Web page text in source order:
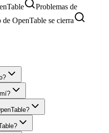
Problemas de
de OpenTable se cierra